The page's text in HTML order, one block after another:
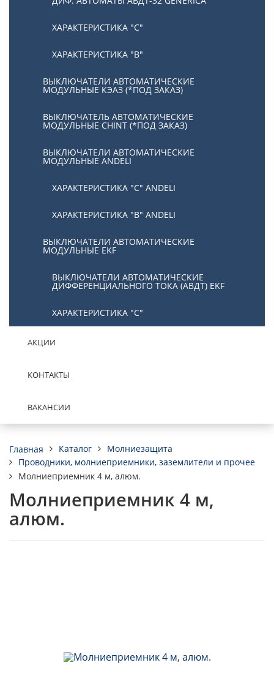
ХАРАКТЕРИСТИКА "С"
ХАРАКТЕРИСТИКА "В"
ВЫКЛЮЧАТЕЛИ АВТОМАТИЧЕСКИЕ
МОДУЛЬНЫЕ КЭАЗ (*ПОД ЗАКАЗ)
ВЫКЛЮЧАТЕЛЬ АВТОМАТИЧЕСКИЕ
МОДУЛЬНЫЕ CHINT (*ПОД ЗАКАЗ)
ВЫКЛЮЧАТЕЛИ АВТОМАТИЧЕСКИЕ
МОДУЛЬНЫЕ ANDELI
ХАРАКТЕРИСТИКА "C" ANDELI
ХАРАКТЕРИСТИКА "B" ANDELI
ВЫКЛЮЧАТЕЛИ АВТОМАТИЧЕСКИЕ
МОДУЛЬНЫЕ EKF
ВЫКЛЮЧАТЕЛИ АВТОМАТИЧЕСКИЕ
ДИФФЕРЕНЦИАЛЬНОГО ТОКА (АВДТ) EKF
ХАРАКТЕРИСТИКА "С"
АКЦИИ
КОНТАКТЫ
ВАКАНСИИ
Главная Каталог
Молниезащита
Проводники, молниеприемники, заземлители и прочее
Молниеприемник 4 м, алюм.
Молниеприемник 4 м,
алюм.